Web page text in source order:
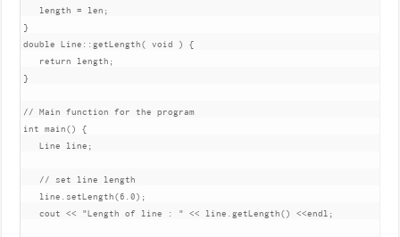
   length
= len ;
}
double
Line ::getLength( void )
{
return
length ;
}
// Main function for the program
int
main()
{
Line
line ;
// set line length
   line
setLength(6.0);
   cout
<< "Length of line : " << line .getLength() <<endl ;